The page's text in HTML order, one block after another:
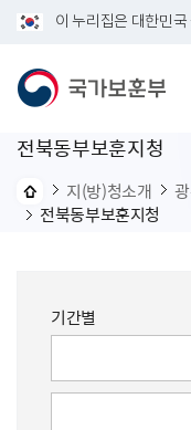
이 누리집은 대한민
전북동부보훈지청
지(방)청소개
전북동부보훈지청
기간별